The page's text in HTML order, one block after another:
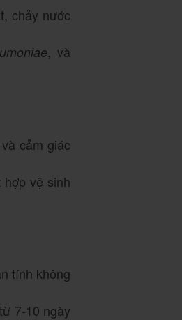
chảy nước
, và
cảm giác
vệ sinh
tính không
7-10 ngày